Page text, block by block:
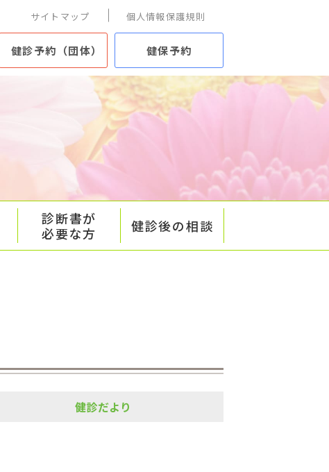
サイトマップ 個人情報保護規則
健診予約（団体） 健保予約
診断書が
必要な方
健診後の相談
健診だより